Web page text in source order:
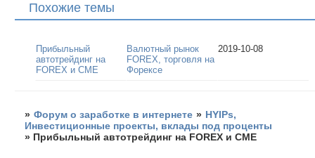
Похожие темы
Прибыльный
автотрейдинг на
FOREX и CME
Валютный рынок
FOREX, торговля на
Форексе
2019-10-08
» Форум о заработке в интернете » HYIPs,
Инвестиционные проекты, вклады под проценты
» Прибыльный автотрейдинг на FOREX и CME